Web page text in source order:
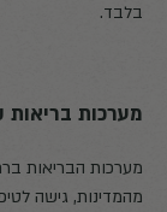
בלבד.
מערכות בריאות
מערכות הבריאות
מהמדינות, גישה